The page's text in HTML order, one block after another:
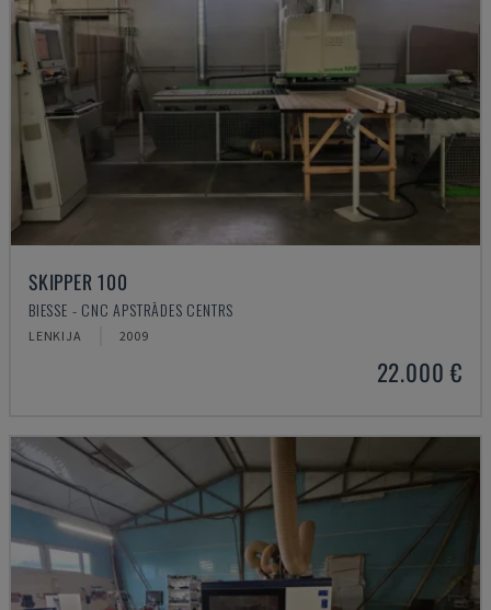
SKIPPER 100
BIESSE - CNC APSTRĀDES CENTRS
LENKIJA 2009
22.000 €